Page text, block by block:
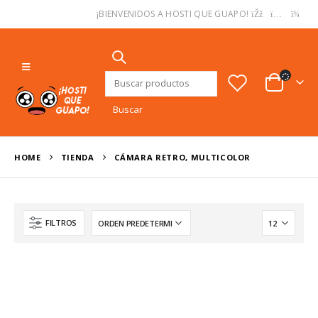
¡BIENVENIDOS A HOSTI QUE GUAPO!
Buscar:
HOME TIENDA CÁMARA RETRO, MULTICOLOR
FILTROS